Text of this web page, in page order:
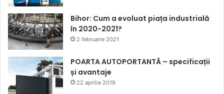
Bihor: Cum a evoluat piața industrială
în 2020-2021?
2 februarie 2021
POARTA AUTOPORTANTĂ – specificații
și avantaje
22 aprilie 2019